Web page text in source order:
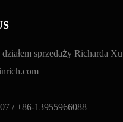
sprzedaży Richarda Xu
/ +86-13955966088